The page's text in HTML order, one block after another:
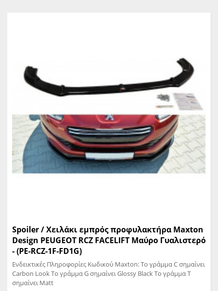
Spoiler / Χειλάκι εμπρός προφυλακτήρα Maxton
Design PEUGEOT RCZ FACELIFT Μαύρο Γυαλιστερό
- (PE-RCZ-1F-FD1G)
Ενδεικτικές Πληροφορίες Κωδικού Maxton: Το γράμμα C σημαίνει
Carbon Look Το γράμμα G σημαίνει Glossy Black Το γράμμα T
σημαίνει Matt